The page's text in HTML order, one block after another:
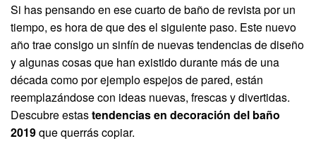
Si has pensando en ese cuarto de baño de revista por un
tiempo, es hora de que des el siguiente paso. Este nuevo
año trae consigo un sinfín de nuevas tendencias de diseño
y algunas cosas que han existido durante más de una
década como por ejemplo espejos de pared, están
reemplazándose con ideas nuevas, frescas y divertidas.
Descubre estastendencias en decoración del baño
2019que querrás copiar.